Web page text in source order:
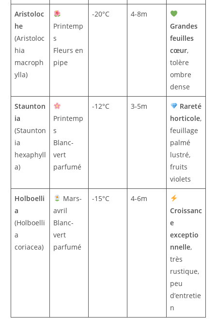
Aristoloc
he
(Aristoloc
hia
macroph
ylla)
Printemp
s
Fleurs en
pipe
-20°C
4-8m
Grandes
feuilles
cœur,
tolère
ombre
dense
Staunton
ia
(Staunton
ia
hexaphyll
a)
Printemp
s
Blanc-
vert
parfumé
-12°C 3-5m
Rareté
horticole,
feuillage
palmé
lustré,
fruits
violets
Holboelli
a
(Holboelli
a
coriacea)
Mars-
avril
Blanc-
vert
parfumé
-15°C
4-6m
Croissanc
e
exceptio
nnelle,
très
rustique,
peu
d’entretie
n